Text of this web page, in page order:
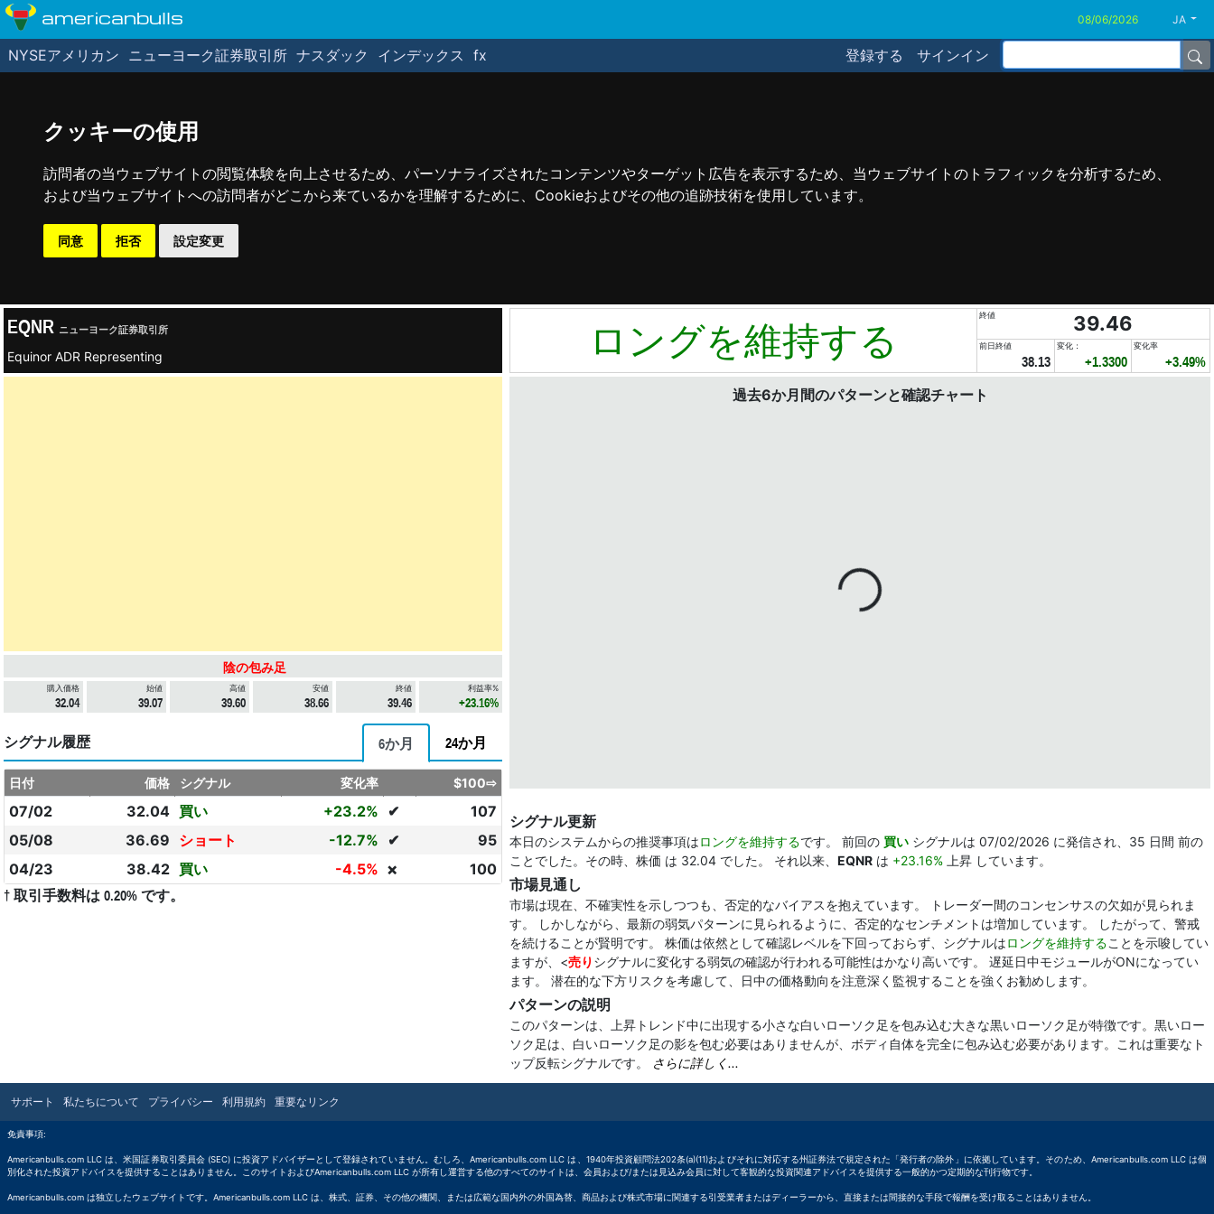
クッキーの使用
訪問者の当ウェブサイトの閲覧体験を向上させるため、パーソナライズされたコンテンツやターゲット広告を表示するため、当ウェブサイトのトラフィックを分析するため、
および当ウェブサイトへの訪問者がどこから来ているかを理解するために、Cookieおよびその他の追跡技術を使用しています。
同意 拒否 設定変更
americanbulls JA
登録する サインイン
NYSEアメリカン ニューヨーク証券取引所 ナスダック インデックス fx
EQNR ニューヨーク証券取引所
Equinor ADR Representing ロングを維持する
終値 39.46
前日終値
38.13
変化：
+1.3300
変化率
+3.49%
陰の包み足
購入価格
32.04
始値
39.07
高値
39.60
安値
38.66
終値
39.46
利益率%
+23.16%
シグナル履歴 6か月 24か月
日付 価格 シグナル 変化率 $100⇨
07/02 32.04 買い +23.2% ✔
107
05/08
36.69 ショート -12.7% ✔
95
04/23
38.42 買い -4.5% ❌ 100
† 取引手数料は 0.20% です。
過去6か月間のパターンと確認チャート
シグナル更新
本日のシステムからの推奨事項はロングを維持するです。 前回の 買い シグナルは 07/02/2026 に発信され、35 日間 前の
ことでした。その時、株価 は 32.04 でした。 それ以来、 EQNR は +23.16% 上昇 しています。
市場見通し
市場は現在、不確実性を示しつつも、否定的なバイアスを抱えています。 トレーダー間のコンセンサスの欠如が見られま
す。 しかしながら、最新の弱気パターンに見られるように、否定的なセンチメントは増加しています。 したがって、警戒
を続けることが賢明です。 株価は依然として確認レベルを下回っておらず、シグナルはロングを維持することを示唆してい
ますが、<売り シグナルに変化する弱気の確認が行われる可能性はかなり高いです。 遅延日中モジュールがONになってい
ます。 潜在的な下方リスクを考慮して、日中の価格動向を注意深く監視することを強くお勧めします。
パターンの説明
このパターンは、上昇トレンド中に出現する小さな白いローソク足を包み込む大きな黒いローソク足が特徴です。黒いロー
ソク足は、白いローソク足の影を包む必要はありませんが、ボディ自体を完全に包み込む必要があります。これは重要なト
ップ反転シグナルです。
さらに詳しく...
サポート 私たちについて プライバシー 利用規約 重要なリンク
免責事項:
Americanbulls.com LLC は、米国証券取引委員会 (SEC) に投資アドバイザーとして登録されていません。むしろ、Americanbulls.com LLC は、1940年投資顧問法202条(a)(11)およびそれに対応する州証券法で規定された「発行者の除外」に依拠しています。そのため、Americanbulls.com LLC は個
別化された投資アドバイスを提供することはありません。このサイトおよびAmericanbulls.com LLC が所有し運営する他のすべてのサイトは、会員および/または見込み会員に対して客観的な投資関連アドバイスを提供する一般的かつ定期的な刊行物です。
Americanbulls.com は独立したウェブサイトです。Americanbulls.com LLC は、株式、証券、その他の機関、または広範な国内外の外国為替、商品および株式市場に関連する引受業者またはディーラーから、直接または間接的な手段で報酬を受け取ることはありません。